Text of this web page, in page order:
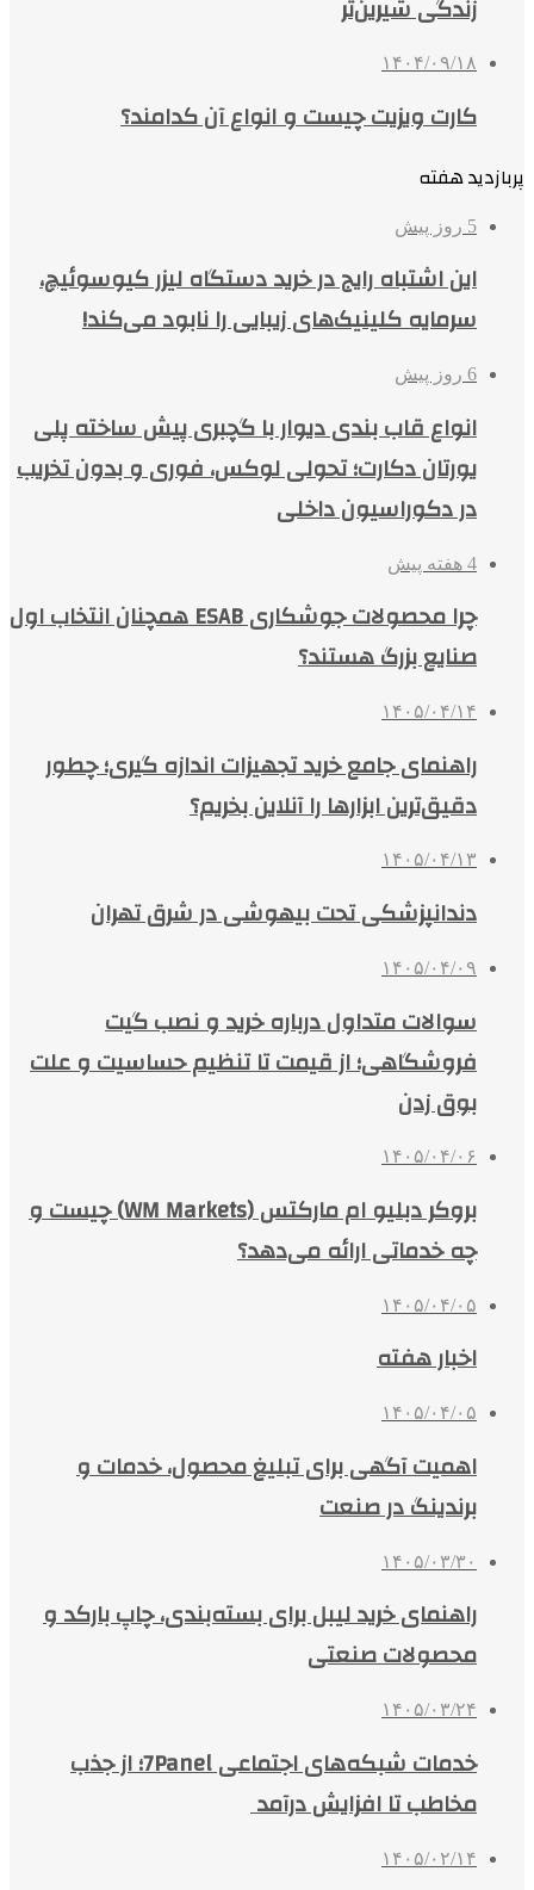
زندگی شیرین‌تر
۱۴۰۴/۰۹/۱۸
کارت ویزیت چیست و انواع آن کدامند؟
پربازدید هفته
5 روز پیش
این اشتباه رایج در خرید دستگاه لیزر کیوسوئیچ،
سرمایه کلینیک‌های زیبایی را نابود می‌کند!
6 روز پیش
انواع قاب بندی دیوار با گچبری پیش ساخته پلی
یورتان دکارت؛ تحولی لوکس، فوری و بدون تخریب
در دکوراسیون داخلی
4 هفته پیش
چرا محصولات جوشکاری ESAB همچنان انتخاب اول
صنایع بزرگ هستند؟
۱۴۰۵/۰۴/۱۴
راهنمای جامع خرید تجهیزات اندازه گیری؛ چطور
دقیق‌ترین ابزارها را آنلاین بخریم؟
۱۴۰۵/۰۴/۱۳
دندانپزشکی تحت بیهوشی در شرق تهران
۱۴۰۵/۰۴/۰۹
سوالات متداول درباره خرید و نصب گیت
فروشگاهی؛ از قیمت تا تنظیم حساسیت و علت
بوق زدن
۱۴۰۵/۰۴/۰۶
بروکر دبلیو ام مارکتس (WM Markets) چیست و
چه خدماتی ارائه می‌دهد؟
۱۴۰۵/۰۴/۰۵
اخبار هفته
۱۴۰۵/۰۴/۰۵
اهمیت آگهی برای تبلیغ محصول، خدمات و
برندینگ در صنعت
۱۴۰۵/۰۳/۳۰
راهنمای خرید لیبل برای بسته‌بندی، چاپ بارکد و
محصولات صنعتی
۱۴۰۵/۰۳/۲۴
خدمات شبکه‌های اجتماعی 7Panel؛ از جذب
مخاطب تا افزایش درآمد
۱۴۰۵/۰۲/۱۴